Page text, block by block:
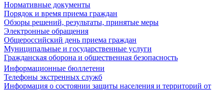
Нормативные документы
Порядок и время приема граждан
Обзоры решений, результаты, принятые меры
Электронные обращения
Общероссийский день приема граждан
Муниципальные и государственные услуги
Гражданская оборона и общественная безопасность
Информационные бюллетени
Телефоны экстренных служб
Информация о состоянии защиты населения и территорий от